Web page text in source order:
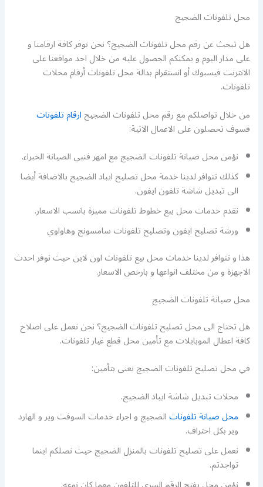
محل تلفونات الضجيج
هل تبحث عن رقم محل تلفونات الضجيج؟ نحن نوفر كافة ارقامنا و
على مدار اليوم و يمكنكم الحصول عليه من خلال احد مواقعنا على
الانترنت فيسبوك أو انستقرام بدالة محل تلفونات أرقام محلات
تلفونات.
من خلال تواصلكم مع رقم محل تلفونات الضجيجارقام تلفونات
فسوف تحصلون على الاعمال الاتية:
نؤمن محل صيانة تلفونات الضجيج مع امهر فنيي الصيانة الخبراء.
كذلك تتوافر لدينا خدمة محل تصليح ايباد الضجيج بالاضافة أيضا
الى تبديل شاشة تلفون ايفون.
نقدم خدمات محل بيع خطوط تلفونات مميزة بانسب الاسعار.
ورشة تصليح ايفون وتصليح تلفونات سامسونج وهاواوي
هذا و تتوافر لدينا خدمات محل بيع تلفونات اون لاين حيث نوفر احدث
الاجهزة و من مختلف انواعها و بارخص الاسعار.
محل صيانة تلفونات الضجيج
هل تحتاج الى محل تصليح تلفونات الضجيج؟ نحن نعمل على اصلاح
كافة اعطال الموبايلات مع تأمين محل قطع غيار تلفونات.
في محل تصليح تلفونات الضجيج نعنى بتأمين:
محلات تبديل شاشة ايباد الضجيج.
محل صيانة تلفوناتالضجيج و اجراء خدمات السوفت وير و الهارد
وير بكل احتراف.
نعمل على تصليح تلفونات بالمنزل الضجيج حيث نصلكم اينما
تواجدتم.